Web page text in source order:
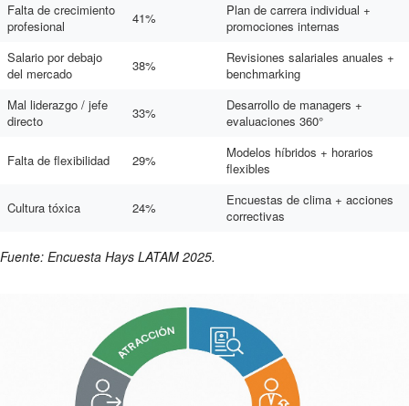
Falta de crecimiento
profesional
41%
Plan de carrera individual +
promociones internas
Salario por debajo
del mercado
38%
Revisiones salariales anuales +
benchmarking
Mal liderazgo / jefe
directo
33%
Desarrollo de managers +
evaluaciones 360°
Falta de flexibilidad 29%
Modelos híbridos + horarios
flexibles
Cultura tóxica 24%
Encuestas de clima + acciones
correctivas
Fuente: Encuesta Hays LATAM 2025.